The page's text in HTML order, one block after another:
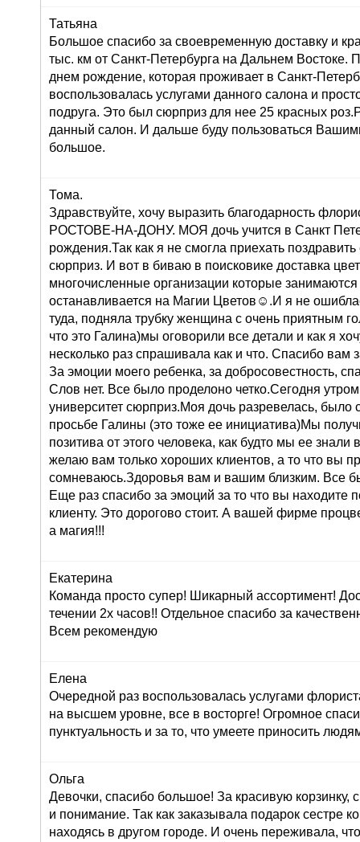
Татьяна
Большое спасибо за своевременную доставку и
тыс. км от Санкт-Петербурга на Дальнем Востоке.
днем рождение, которая проживает в Санкт-
воспользовалась услугами данного салона и
подруга. Это был сюрприз для нее 25 красных
данный салон. И дальше буду пользоваться
большое.
Тома.
Здравствуйте, хочу выразить благодарность
РОСТОВЕ-НА-ДОНУ. МОЯ дочь учится в Санкт
рождения.Так как я не смогла приехать
сюрприз. И вот в биваю в поисковике доставка
многочисленные организации которые
останавливается на Магии Цветов☺.И я не
туда, подняла трубку женщина с очень приятным
что это Галина)мы оговорили все детали и как я
несколько раз спрашивала как и что. Спасибо вам
За эмоции моего ребенка, за добросовестность,
Слов нет. Все было проделоно четко.Сегодня
университет сюрприз.Моя дочь разревелась, было
просьбе Галины (это тоже ее инициатива)Мы
позитива от этого человека, как будто мы ее знали
желаю вам только хороших клиентов, а то что вы
сомневаюсь.Здоровья вам и вашим близким. Все
Еще раз спасибо за эмоций за то что вы находите
клиенту. Это дорогово стоит. А вашей фирме
а магия!!!
Екатерина
Команда просто супер! Шикарный ассортимент!
течении 2х часов!! Отдельное спасибо за
Всем рекомендую
Елена
Очередной раз воспользовалась услугами
на высшем уровне, все в восторге! Огромное
пунктуальность и за то, что умеете приносить
Ольга
Девочки, спасибо большое! За красивую корзинку,
и понимание. Так как заказывала подарок сестре
находясь в другом городе. И очень переживала,